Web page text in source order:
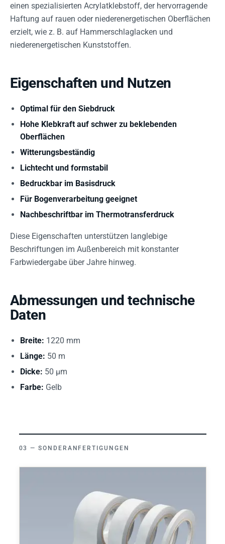
einen spezialisierten Acrylatklebstoff, der hervorragende
Haftung auf rauen oder niederenergetischen Oberflächen
erzielt, wie z. B. auf Hammerschlaglacken und
niederenergetischen Kunststoffen.
Eigenschaften und Nutzen
Optimal für den Siebdruck
Hohe Klebkraft auf schwer zu beklebenden
Oberflächen
Witterungsbeständig
Lichtecht und formstabil
Bedruckbar im Basisdruck
Für Bogenverarbeitung geeignet
Nachbeschriftbar im Thermotransferdruck
Diese Eigenschaften unterstützen langlebige
Beschriftungen im Außenbereich mit konstanter
Farbwiedergabe über Jahre hinweg.
Abmessungen und technische
Daten
Breite: 1220 mm
Länge: 50 m
Dicke: 50 µm
Farbe: Gelb
SONDERANFERTIGUNGEN